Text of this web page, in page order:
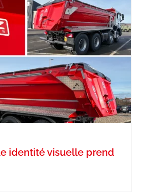
identité visuelle prend